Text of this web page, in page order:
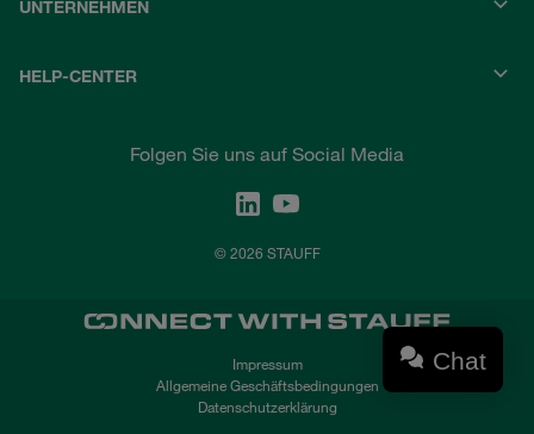
UNTERNEHMEN
HELP-CENTER
Folgen Sie uns auf Social Media
© 2026 STAUFF
Impressum
Allgemeine Geschäftsbedingungen
Datenschutzerklärung
Chat